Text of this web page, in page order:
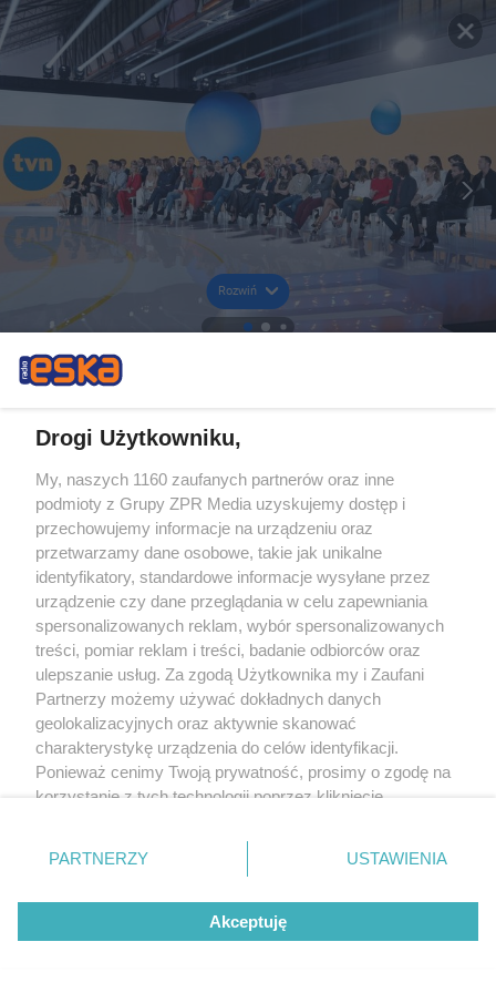
Rozwiń
Drogi Użytkowniku,
My, naszych 1160 zaufanych partnerów oraz inne
podmioty z Grupy ZPR Media uzyskujemy dostęp i
przechowujemy informacje na urządzeniu oraz
przetwarzamy dane osobowe, takie jak unikalne
identyfikatory, standardowe informacje wysyłane przez
urządzenie czy dane przeglądania w celu zapewniania
spersonalizowanych reklam, wybór spersonalizowanych
treści, pomiar reklam i treści, badanie odbiorców oraz
ulepszanie usług. Za zgodą Użytkownika my i Zaufani
Partnerzy możemy używać dokładnych danych
geolokalizacyjnych oraz aktywnie skanować
charakterystykę urządzenia do celów identyfikacji.
Ponieważ cenimy Twoją prywatność, prosimy o zgodę na
korzystanie z tych technologii poprzez kliknięcie
zmienić/wycofać klikając przycisk ustawień prywatności
znajdujący się w lewym dolnym rogu strony
rodzaje przetwarzania danych nie wymagają zgody
użytkownika, ale masz prawo sprzeciwić się takiemu
przetwarzaniu. Preferencje będą miały zastosowanie tylko
PARTNERZY USTAWIENIA
Akceptuję